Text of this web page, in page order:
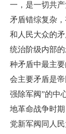
一，是一切共
矛盾错综复杂
和人民大众的
统治阶级内部
种矛盾中最主
会主要矛盾是
强除军阀”的中
地革命战争时
党新军阀同人